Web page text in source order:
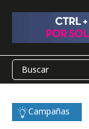
Campañas